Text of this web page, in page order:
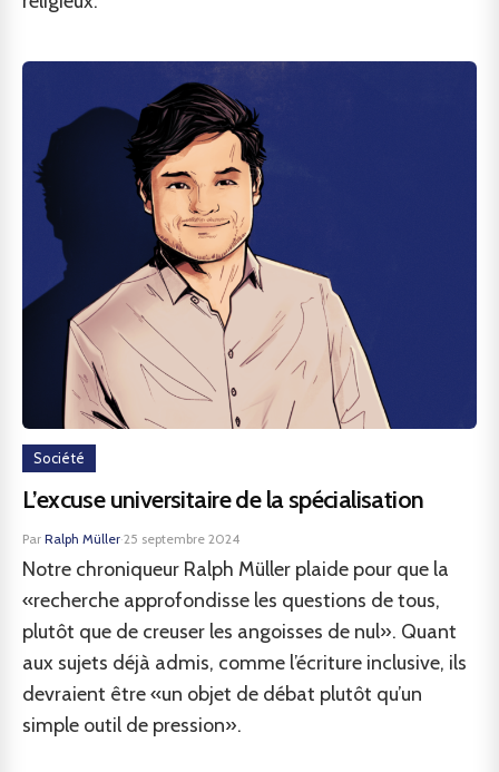
Société
L’excuse universitaire de la spécialisation
Par Ralph Müller·25 septembre 2024
Notre chroniqueur Ralph Müller plaide pour que la
«recherche approfondisse les questions de tous,
plutôt que de creuser les angoisses de nul». Quant
aux sujets déjà admis, comme l’écriture inclusive, ils
devraient être «un objet de débat plutôt qu’un
simple outil de pression».